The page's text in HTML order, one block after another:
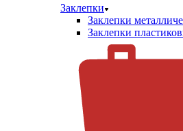
Заклепки
Заклепки
Заклепки